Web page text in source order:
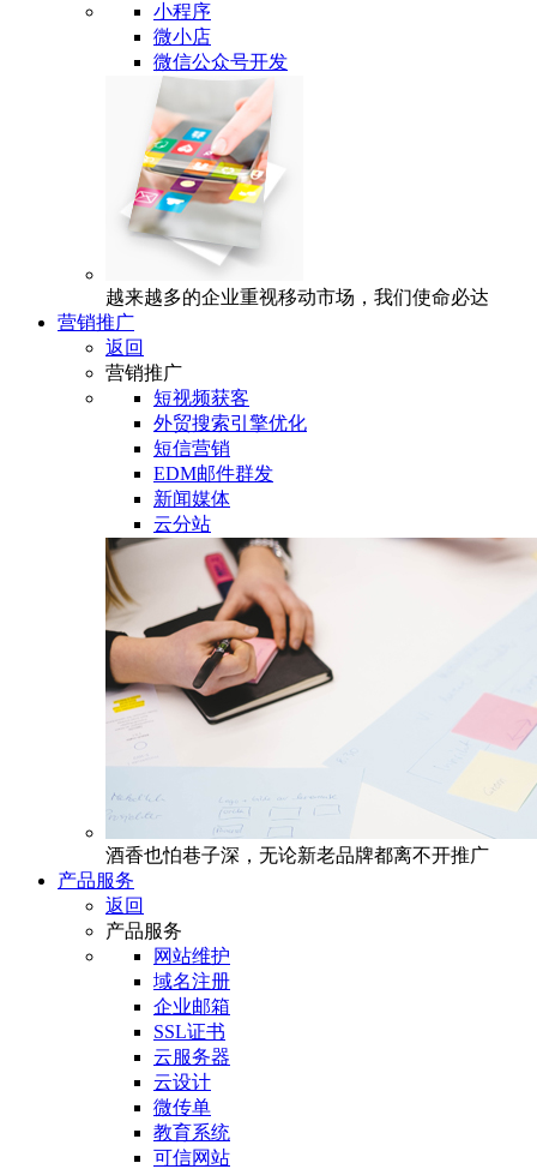
小程序
微小店
微信公众号开发
越来越多的企业重视移动市场，我们使命必达
营销推广
返回
营销推广
短视频获客
外贸搜索引擎优化
短信营销
EDM邮件群发
新闻媒体
云分站
酒香也怕巷子深，无论新老品牌都离不开推广
产品服务
返回
产品服务
网站维护
域名注册
企业邮箱
SSL证书
云服务器
云设计
微传单
教育系统
可信网站